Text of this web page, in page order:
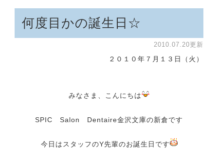
何度目かの誕生日☆
2010.07.20更新
２０１０年７月１３日（火）
みなさま、こんにちは
SPIC Salon Dentaire金沢文庫の新倉です
今日はスタッフのY先輩のお誕生日です